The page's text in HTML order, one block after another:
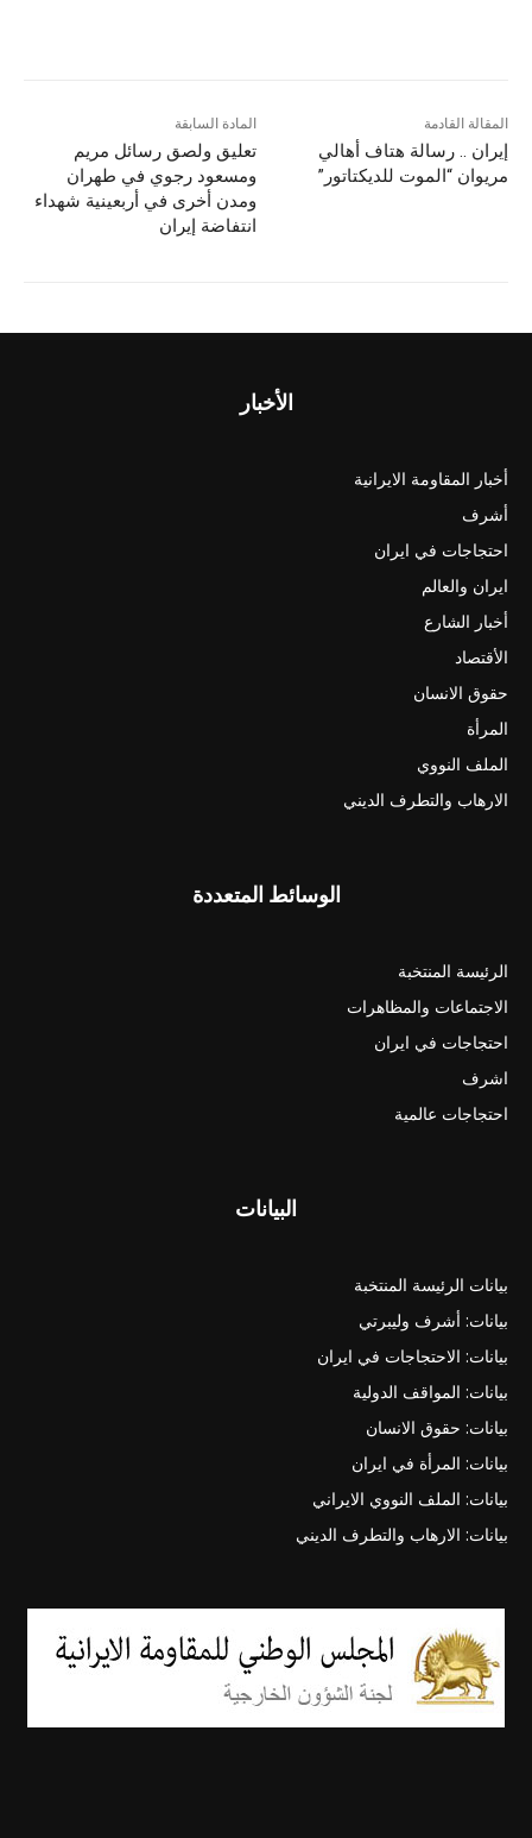
المادة السابقة
تعليق ولصق رسائل مريم
ومسعود رجوي في طهران
ومدن أخرى في أربعينية شهداء
انتفاضة إيران
المقالة القادمة
إيران .. رسالة هتاف أهالي
مريوان “الموت للديكتاتور”
الأخبار
أخبار المقاومة الايرانية
أشرف
احتجاجات في ايران
ايران والعالم
أخبار الشارع
الأقتصاد
حقوق الانسان
المرأة
الملف النووي
الارهاب والتطرف الديني
الوسائط المتعددة
الرئيسة المنتخبة
الاجتماعات والمظاهرات
احتجاجات في ايران
اشرف
احتجاجات عالمية
البيانات
بيانات الرئيسة المنتخبة
بيانات: أشرف وليبرتي
بيانات: الاحتجاجات في ايران
بيانات: المواقف الدولية
بيانات: حقوق الانسان
بيانات: المرأة في ايران
بيانات: الملف النووي الايراني
بيانات: الارهاب والتطرف الديني